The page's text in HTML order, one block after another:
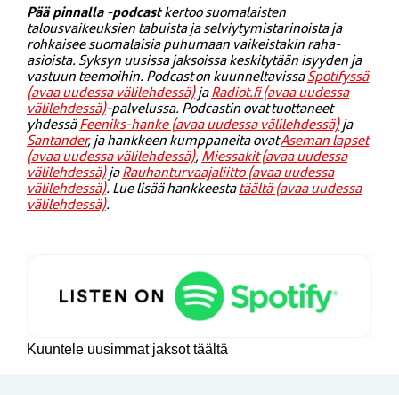
Pää pinnalla -podcastkertoo suomalaisten
talousvaikeuksien tabuista ja selviytymistarinoista ja
rohkaisee suomalaisia puhumaan vaikeistakin raha-
asioista. Syksyn uusissa jaksoissa keskitytään isyyden ja
vastuun teemoihin. Podcast on kuunneltavissaSpotifyssä
(avaa uudessa välilehdessä)jaRadiot.fi (avaa uudessa
välilehdessä)-palvelussa. Podcastin ovat tuottaneet
yhdessäFeeniks-hanke (avaa uudessa välilehdessä)ja
Santander, ja hankkeen kumppaneita ovatAseman lapset
(avaa uudessa välilehdessä),Miessakit (avaa uudessa
välilehdessä)jaRauhanturvaajaliitto (avaa uudessa
välilehdessä).Lue lisää hankkeestatäältä (avaa uudessa
välilehdessä).
Kuuntele uusimmat jaksot täältä